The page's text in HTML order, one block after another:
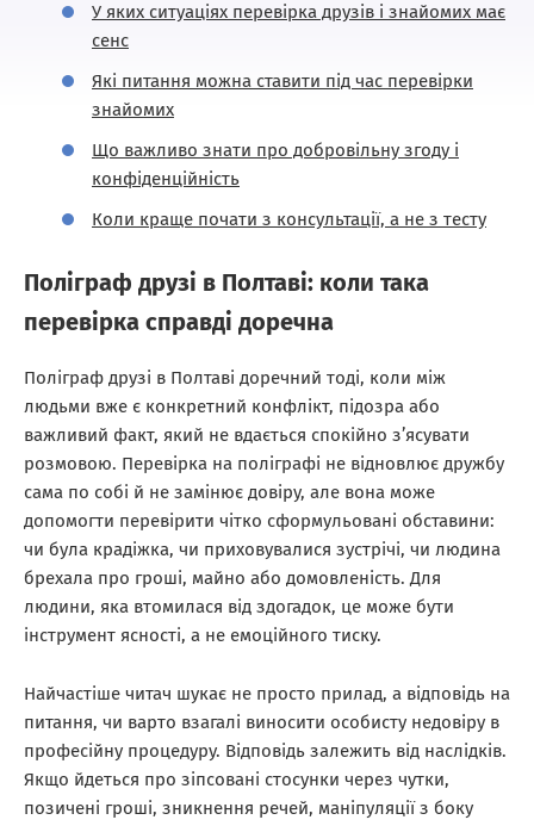
У яких ситуаціях перевірка друзів і знайомих має
сенс
Які питання можна ставити під час перевірки
знайомих
Що важливо знати про добровільну згоду і
конфіденційність
Коли краще почати з консультації, а не з тесту
Поліграф друзі в Полтаві: коли така
перевірка справді доречна
Поліграф друзі в Полтаві доречний тоді, коли між
людьми вже є конкретний конфлікт, підозра або
важливий факт, який не вдається спокійно з’ясувати
розмовою. Перевірка на поліграфі не відновлює дружбу
сама по собі й не замінює довіру, але вона може
допомогти перевірити чітко сформульовані обставини:
чи була крадіжка, чи приховувалися зустрічі, чи людина
брехала про гроші, майно або домовленість. Для
людини, яка втомилася від здогадок, це може бути
інструмент ясності, а не емоційного тиску.
Найчастіше читач шукає не просто прилад, а відповідь на
питання, чи варто взагалі виносити особисту недовіру в
професійну процедуру. Відповідь залежить від наслідків.
Якщо йдеться про зіпсовані стосунки через чутки,
позичені гроші, зникнення речей, маніпуляції з боку